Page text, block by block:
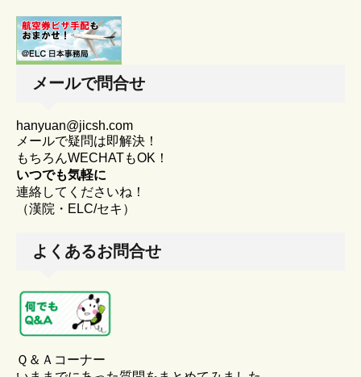
メールで問合せ
hanyuan@jicsh.com
メールで疑問は即解決！
もちろんWECHATもOK！
いつでも気軽に
連絡してくださいね！
（漢院・ELC/セキ）
よくあるお問合せ
Ｑ＆Ａコーナー